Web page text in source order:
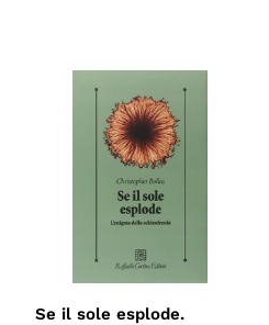
Se il sole esplode.